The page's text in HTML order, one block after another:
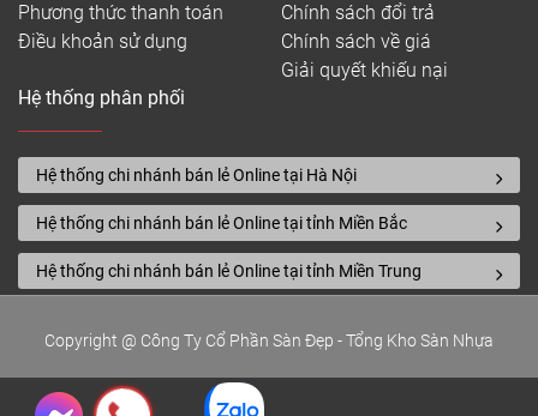
Phương thức thanh toán
Điều khoản sử dụng
Chính sách đổi trả
Chính sách về giá
Giải quyết khiếu nại
Hệ thống phân phối
Hệ thống chi nhánh bán lẻ Online tại Hà Nội
Hệ thống chi nhánh bán lẻ Online tại tỉnh Miền Bắc
Hệ thống chi nhánh bán lẻ Online tại tỉnh Miền Trung
Copyright @ Công Ty Cổ Phần Sàn Đẹp - Tổng Kho Sàn Nhựa